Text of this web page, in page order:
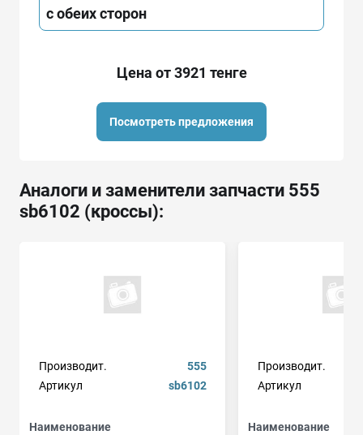
с обеих сторон
Цена от 3921 тенге
Посмотреть предложения
Аналоги и заменители запчасти 555
sb6102 (кроссы):
Производит.
555
Артикул
sb6102
Наименование
Производит.
Артикул
Наименование